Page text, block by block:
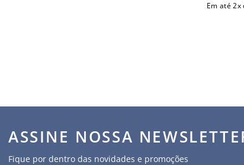
Em até2x
ASSINE NOSSA
Fique por dentro das novidades e promoções